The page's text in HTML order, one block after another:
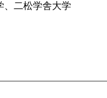
、二松学舎大学